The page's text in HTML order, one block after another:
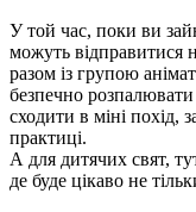
У той час, поки ви
можуть відправитися
разом із групою
безпечно розпалювати
сходити в міні похід,
практиці.
А для дитячих свят,
де буде цікаво не